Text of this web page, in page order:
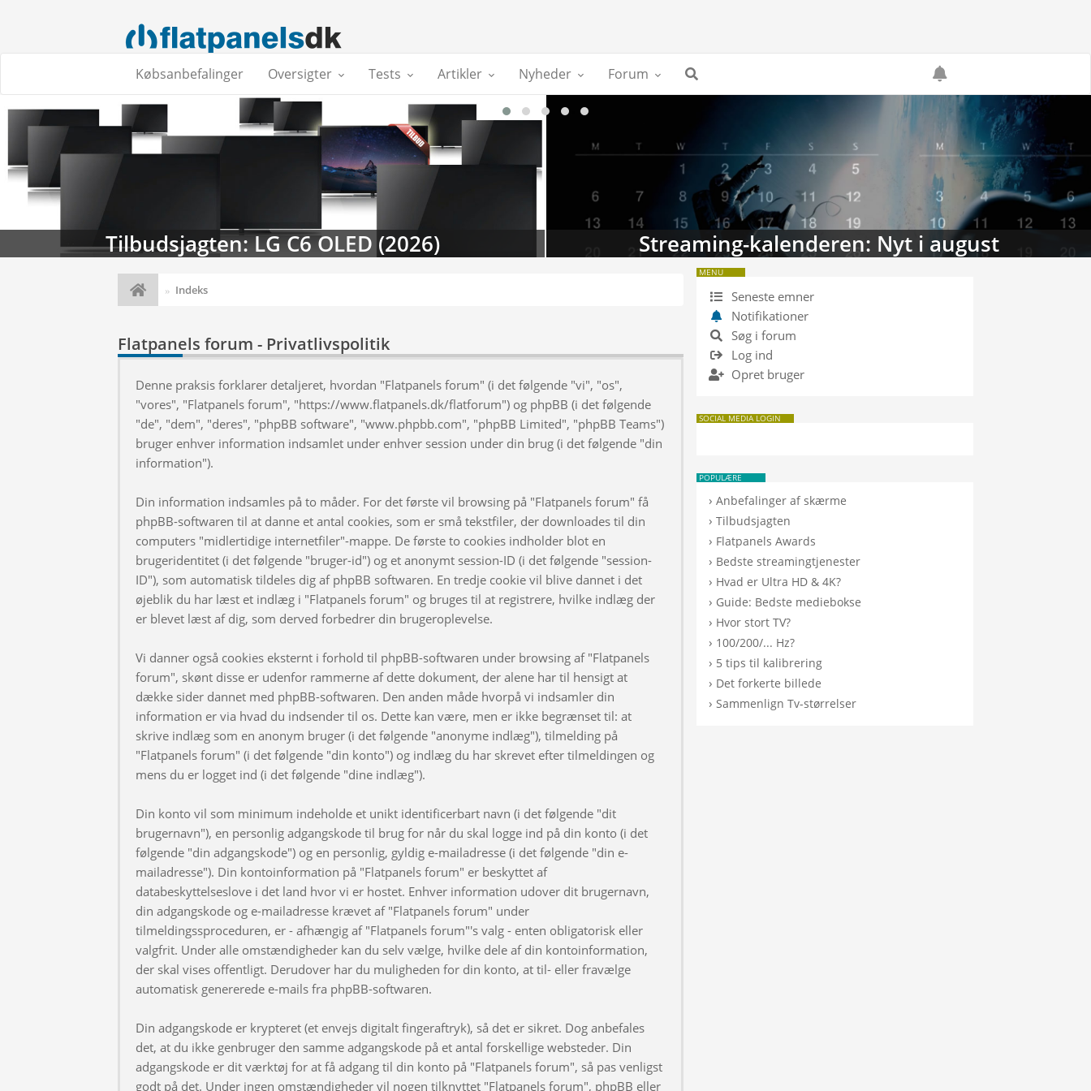
Købsanbefalinger Oversigter Tests Artikler Nyheder Forum
Tilbudsjagten: LG C6 OLED (2026) Streaming-kalenderen: Nyt i august
Indeks
Flatpanels forum - Privatlivspolitik
Denne praksis forklarer detaljeret, hvordan "Flatpanels forum" (i det følgende "vi", "os",
"vores", "Flatpanels forum", "https://www.flatpanels.dk/flatforum") og phpBB (i det følgende
"de", "dem", "deres", "phpBB software", "www.phpbb.com", "phpBB Limited", "phpBB Teams")
bruger enhver information indsamlet under enhver session under din brug (i det følgende "din
information").
Din information indsamles på to måder. For det første vil browsing på "Flatpanels forum" få
phpBB-softwaren til at danne et antal cookies, som er små tekstfiler, der downloades til din
computers "midlertidige internetfiler"-mappe. De første to cookies indholder blot en
brugeridentitet (i det følgende "bruger-id") og et anonymt session-ID (i det følgende "session-
ID"), som automatisk tildeles dig af phpBB softwaren. En tredje cookie vil blive dannet i det
øjeblik du har læst et indlæg i "Flatpanels forum" og bruges til at registrere, hvilke indlæg der
er blevet læst af dig, som derved forbedrer din brugeroplevelse.
Vi danner også cookies eksternt i forhold til phpBB-softwaren under browsing af "Flatpanels
forum", skønt disse er udenfor rammerne af dette dokument, der alene har til hensigt at
dække sider dannet med phpBB-softwaren. Den anden måde hvorpå vi indsamler din
information er via hvad du indsender til os. Dette kan være, men er ikke begrænset til: at
skrive indlæg som en anonym bruger (i det følgende "anonyme indlæg"), tilmelding på
"Flatpanels forum" (i det følgende "din konto") og indlæg du har skrevet efter tilmeldingen og
mens du er logget ind (i det følgende "dine indlæg").
Din konto vil som minimum indeholde et unikt identificerbart navn (i det følgende "dit
brugernavn"), en personlig adgangskode til brug for når du skal logge ind på din konto (i det
følgende "din adgangskode") og en personlig, gyldig e-mailadresse (i det følgende "din e-
mailadresse"). Din kontoinformation på "Flatpanels forum" er beskyttet af
databeskyttelseslove i det land hvor vi er hostet. Enhver information udover dit brugernavn,
din adgangskode og e-mailadresse krævet af "Flatpanels forum" under
tilmeldingssproceduren, er - afhængig af "Flatpanels forum"'s valg - enten obligatorisk eller
valgfrit. Under alle omstændigheder kan du selv vælge, hvilke dele af din kontoinformation,
der skal vises offentligt. Derudover har du muligheden for din konto, at til- eller fravælge
automatisk genererede e-mails fra phpBB-softwaren.
Din adgangskode er krypteret (et envejs digitalt fingeraftryk), så det er sikret. Dog anbefales
det, at du ikke genbruger den samme adgangskode på et antal forskellige websteder. Din
adgangskode er dit værktøj for at få adgang til din konto på "Flatpanels forum", så pas venligst
godt på det. Under ingen omstændigheder vil nogen tilknyttet "Flatpanels forum", phpBB eller
MENU
Seneste emner
Notifikationer
Søg i forum
Log ind
Opret bruger
SOCIAL MEDIA LOGIN
POPULÆRE
›Anbefalinger af skærme
›Tilbudsjagten
› Flatpanels Awards
› Bedste streamingtjenester
› Hvad er Ultra HD & 4K?
› Guide: Bedste mediebokse
› Hvor stort TV?
› 100/200/... Hz?
› 5 tips til kalibrering
› Det forkerte billede
›Sammenlign Tv-størrelser